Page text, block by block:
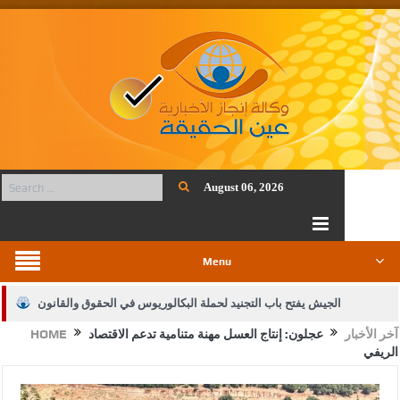
August 06, 2026
Menu
الجيش يفتح باب التجنيد لحملة البكالوريوس في الحقوق والقانون
بيان اجتماع عمّان:دعم الوصاية الهاشمية التاريخية على المقدساتHOME آخر الأخبار
عجلون: إنتاج العسل مهنة متنامية تدعم الاقتصاد
الريفي